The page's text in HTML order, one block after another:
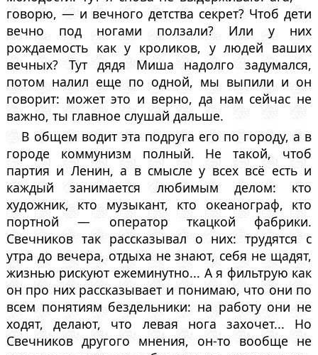
говорю, — и вечного детства секрет? Чтоб дети
вечно под ногами ползали? Или у них
рождаемость как у кроликов, у людей ваших
вечных? Тут дядя Миша надолго задумался,
потом налил еще по одной, мы выпили и он
говорит: может это и верно, да нам сейчас не
важно, ты главное слушай дальше.
В общем водит эта подруга его по городу, а в
городе коммунизм полный. Не такой, чтоб
партия и Ленин, а в смысле у всех всё есть и
каждый занимается любимым делом: кто
художник, кто музыкант, кто океанограф, кто
портной — оператор ткацкой фабрики.
Свечников так рассказывал о них: трудятся с
утра до вечера, отдыха не знают, себя не щадят,
жизнью рискуют ежеминутно... А я фильтрую как
он про них рассказывает и понимаю, что они по
всем понятиям бездельники: на работу они не
ходят, делают, что левая нога захочет... Но
Свечников другого мнения, он-то вообще не